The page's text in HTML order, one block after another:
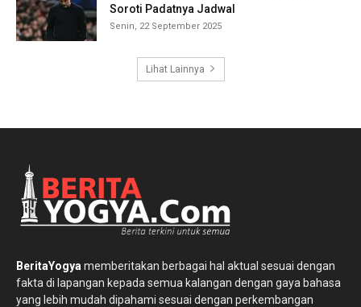
Soroti Padatnya Jadwal
Senin, 22 September 2025
Lihat Lainnya
BeritaYogya memberitakan berbagai hal aktual sesuai dengan
fakta di lapangan kepada semua kalangan dengan gaya bahasa
yang lebih mudah dipahami sesuai dengan perkembangan